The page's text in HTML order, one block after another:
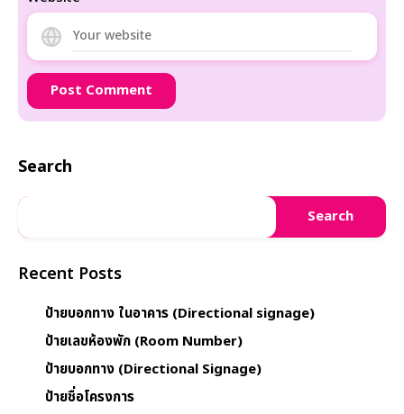
Search
Search
Recent Posts
ป้ายบอกทาง ในอาคาร (Directional signage)
ป้ายเลขห้องพัก (Room Number)
ป้ายบอกทาง (Directional Signage)
ป้ายชื่อโครงการ